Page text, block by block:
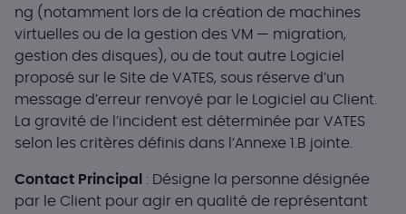
ng (notamment lors de la création de machines
virtuelles ou de la gestion des VM — migration,
gestion des disques), ou de tout autre Logiciel
proposé sur le Site de VATES, sous réserve d’un
message d’erreur renvoyé par le Logiciel au Client.
La gravité de l’incident est déterminée par VATES
selon les critères définis dans l’Annexe 1.B jointe.
Contact Principal
: Désigne la personne désignée
par le Client pour agir en qualité de représentant